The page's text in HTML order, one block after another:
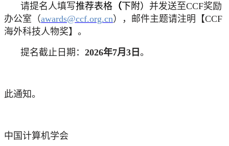
请提名人填写推荐表格 （下附） 并发送至CCF奖励
办公室（awards@ccf.org.cn），邮件主题请注明【CCF
海外科技人物奖】。
提名截止日期： 2026年7月3日 。
此通知。
中国计算机学会